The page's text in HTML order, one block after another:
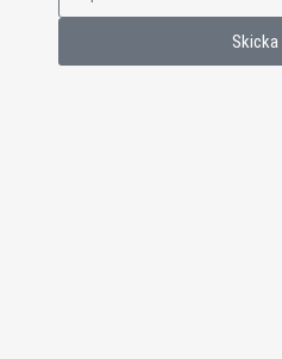
Skicka